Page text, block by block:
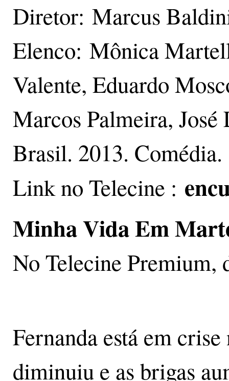
Diretor: Marcus
Elenco: Mônica
Valente, Eduardo
Marcos Palmeira, José
Brasil. 2013.
Link no Telecine :
Minha Vida Em
No Telecine Premium,
Fernanda está em
diminuiu e as brigas